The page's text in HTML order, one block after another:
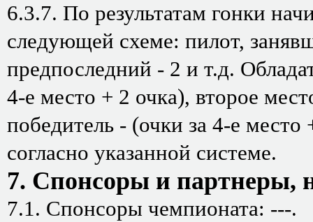
6.3.7. По результатам гонки
следующей схеме: пилот,
предпоследний - 2 и т.д.
4-е место + 2 очка), второе
победитель - (очки за 4-е
согласно указанной системе.
7. Спонсоры и партнеры,
7.1. Спонсоры чемпионата: ---.